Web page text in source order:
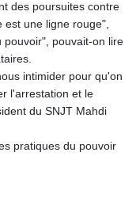
des poursuites contre
une ligne rouge",
pouvoir", pouvait-on lire
intimider pour qu'on
l'arrestation et le
du SNJT Mahdi
pratiques du pouvoir